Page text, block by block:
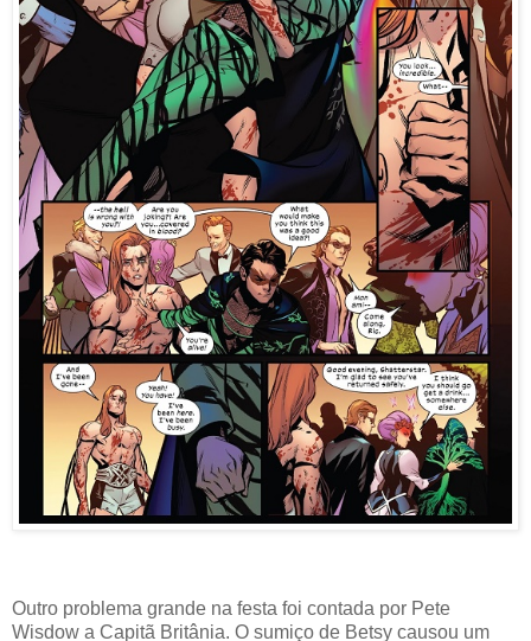
Outro problema grande na festa foi contada por Pete
Wisdow a Capitã Britânia. O sumiço de Betsy causou um